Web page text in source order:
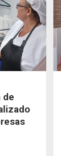
de